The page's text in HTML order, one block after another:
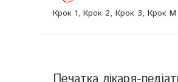
Крок 1, Крок 2, Крок 3, Крок M